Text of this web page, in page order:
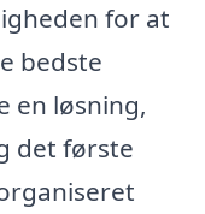
for at
bedste
en løsning,
det første